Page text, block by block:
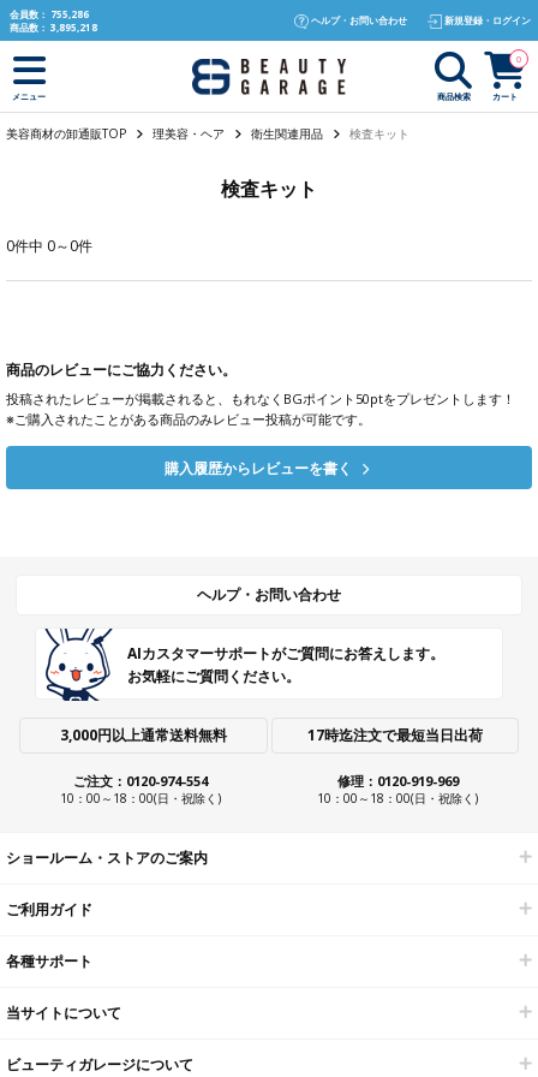
text.skipToContent
text.skipToNavigation
会員数： 755,286
商品数： 3,895,218
ヘルプ・お問い合わせ 新規登録・ログイン
メニュー 商品検索 カート
0
美容商材の卸通販TOP 理美容・ヘア 衛生関連用品 検査キット
検査キット
0件中 0～0件
商品のレビューにご協力ください。
投稿されたレビューが掲載されると、もれなくBGポイント50ptをプレゼントします！
※ご購入されたことがある商品のみレビュー投稿が可能です。
購入履歴からレビューを書く
ヘルプ・お問い合わせ
AIカスタマーサポートがご質問にお答えします。
お気軽にご質問ください。
3,000円以上通常送料無料 17時迄注文で最短当日出荷
ご注文：0120-974-554
10：00～18：00(日・祝除く)
修理：0120-919-969
10：00～18：00(日・祝除く)
ショールーム・ストアのご案内
ご利用ガイド
各種サポート
当サイトについて
ビューティガレージについて